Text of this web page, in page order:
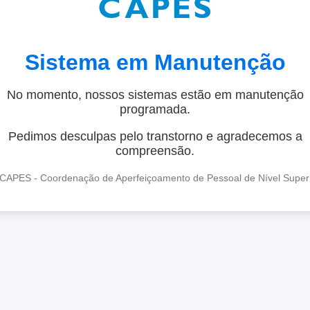
Sistema em Manutenção
No momento, nossos sistemas estão em manutenção
programada.
Pedimos desculpas pelo transtorno e agradecemos a
compreensão.
- Coordenação de Aperfeiçoamento de Pessoal de Nível